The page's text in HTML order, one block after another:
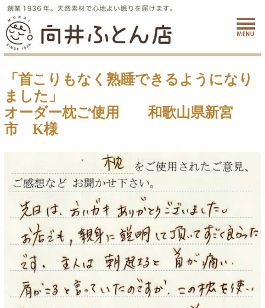
「首こりもなく熟睡できるようになり
ました」
オーダー枕ご使用 和歌山県新宮
市 K様